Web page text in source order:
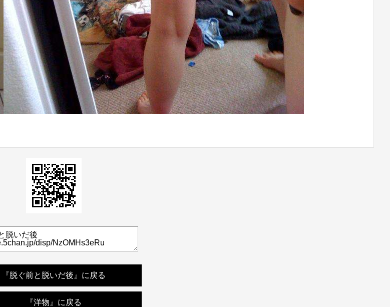
『脱ぐ前と脱いだ後』に戻る
『洋物』に戻る